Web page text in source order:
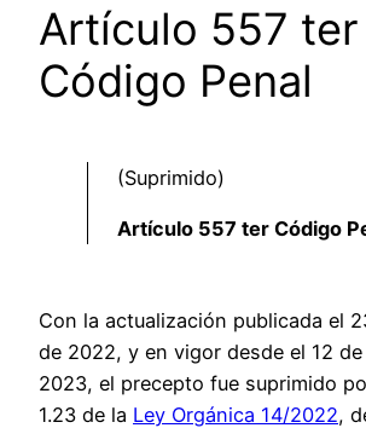
Artículo 557 ter
Código Penal
(Suprimido)
Artículo 557 ter Código
Con la actualización publicada el
de 2022, y en vigor desde el 12
2023, el precepto fue suprimido
1.23 de la Ley Orgánica 14/2022,